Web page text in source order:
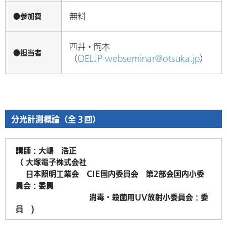
●参加費 無料
●担当者
西井・岡本
（OELJP-webseminar@otsuka.jp）
分光計測概論（全３回）
講師：大嶋 浩正
（ 大塚電子株式会社
日本照明工業会 CIE国内委員会 第2部会国内小委
員会：委員
消毒・殺菌用UV放射小委員会：委
員 )